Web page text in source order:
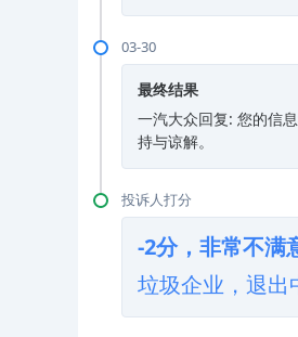
03-30
最终结果
一汽大众回复: 您的信
持与谅解。
投诉人打分
-2分，非常不满
垃圾企业，退出